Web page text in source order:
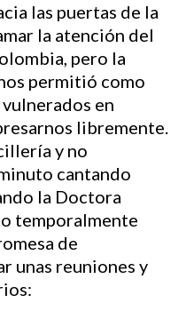
las puertas de la
la atención del
pero la
permitió como
en
libremente.
y no
cantando
la Doctora
temporalmente
de
unas reuniones y